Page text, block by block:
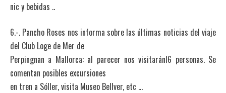
nic y bebidas ..
6.-. Pancho Roses nos informa sobre las últimas noticias del viaje
del Club Loge de Mer de
Perpingnan a Mallorca: al parecer nos visitaránl6 personas. Se
comentan posibles excursiones
en tren a Sóller, visita Museo Bellver, etc …